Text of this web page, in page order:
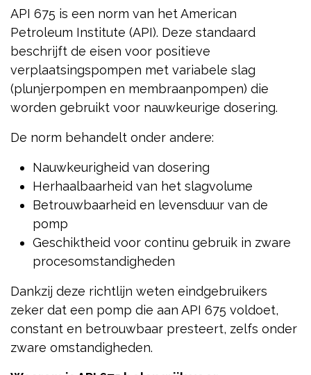
API 675 is een norm van het American
Petroleum Institute (API). Deze standaard
beschrijft de eisen voor positieve
verplaatsingspompen met variabele slag
(plunjerpompen en membraanpompen) die
worden gebruikt voor nauwkeurige dosering.
De norm behandelt onder andere:
Nauwkeurigheid van dosering
Herhaalbaarheid van het slagvolume
Betrouwbaarheid en levensduur van de
pomp
Geschiktheid voor continu gebruik in zware
procesomstandigheden
Dankzij deze richtlijn weten eindgebruikers
zeker dat een pomp die aan API 675 voldoet,
constant en betrouwbaar presteert, zelfs onder
zware omstandigheden.